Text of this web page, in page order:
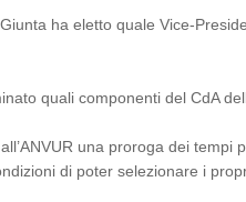
ha eletto quale Vice-
quali componenti del CdA
una proroga dei tempi
di poter selezionare i